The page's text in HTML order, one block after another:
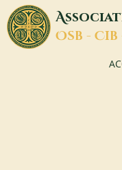
A
OSB - CIB